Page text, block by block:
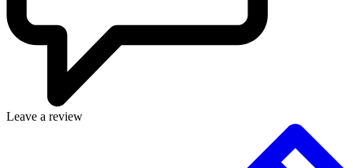
Leave a review